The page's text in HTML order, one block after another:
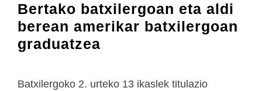
Bertako batxilergoan eta aldi
berean amerikar batxilergoan
graduatzea
Batxilergoko 2. urteko 13 ikaslek titulazio